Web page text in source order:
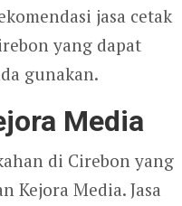
jasa cetak
yang dapat
gunakan.
Media
di Cirebon yang
Kejora Media. Jasa